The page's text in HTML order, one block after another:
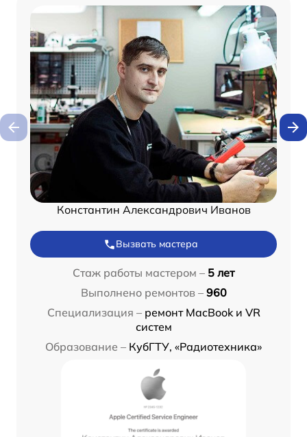
Константин Александрович Иванов
Вызвать мастера
Стаж работы мастером – 5 лет
Выполнено ремонтов – 960
Специализация – ремонт MacBook и VR
систем
Образование – КубГТУ, «Радиотехника»